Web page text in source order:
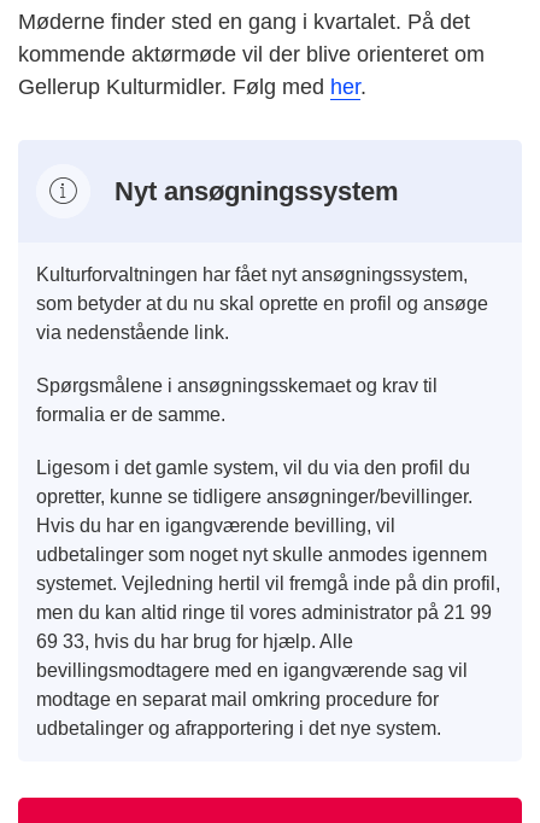
Møderne finder sted en gang i kvartalet. På det
kommende aktørmøde vil der blive orienteret om
Gellerup Kulturmidler. Følg med her.
Nyt ansøgningssystem
Kulturforvaltningen har fået nyt ansøgningssystem,
som betyder at du nu skal oprette en profil og ansøge
via nedenstående link.
Spørgsmålene i ansøgningsskemaet og krav til
formalia er de samme.
Ligesom i det gamle system, vil du via den profil du
opretter, kunne se tidligere ansøgninger/bevillinger.
Hvis du har en igangværende bevilling, vil
udbetalinger som noget nyt skulle anmodes igennem
systemet. Vejledning hertil vil fremgå inde på din profil,
men du kan altid ringe til vores administrator på 21 99
69 33, hvis du har brug for hjælp. Alle
bevillingsmodtagere med en igangværende sag vil
modtage en separat mail omkring procedure for
udbetalinger og afrapportering i det nye system.